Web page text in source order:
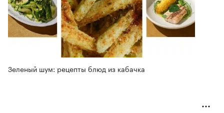
Зеленый шум: рецепты блюд из кабачка